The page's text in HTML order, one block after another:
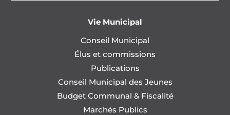
Vie Municipal
Conseil Municipal
Élus et commissions
Publications
Conseil Municipal des Jeunes
Budget Communal & Fiscalité
Marchés Publics